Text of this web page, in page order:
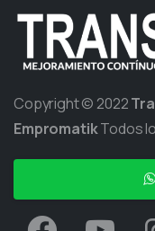
Copyright © 2022
EmpromatikTodos